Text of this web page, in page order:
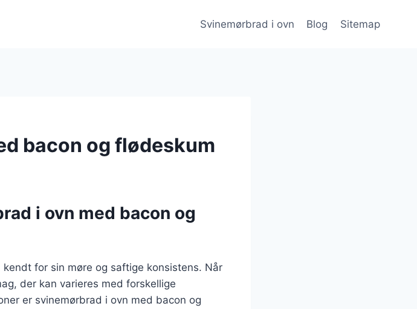
Svinemørbrad i ovn Blog Sitemap
bacon og flødeskum
i ovn med bacon og
for sin møre og saftige konsistens. Når
der kan varieres med forskellige
er svinemørbrad i ovn med bacon og